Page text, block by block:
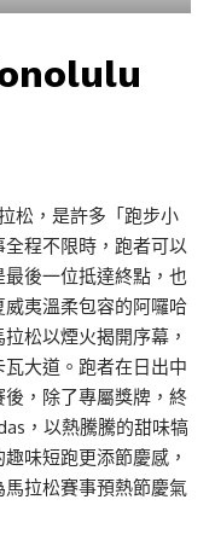
松，是許多「跑步小
程不限時，跑者可以
後一位抵達終點，也
夷溫柔包容的阿囉哈
松以煙火揭開序幕，
大道。跑者在日出中
，除了專屬獎牌，終
，以熱騰騰的甜味犒
味短跑更添節慶感，
拉松賽事預熱節慶氣